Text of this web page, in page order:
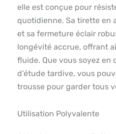
elle est conçue pour
quotidienne. Sa tirette en
et sa fermeture éclair
longévité accrue, offrant
fluide. Que vous soyez en
d’étude tardive, vous
trousse pour garder tous
Utilisation Polyvalente